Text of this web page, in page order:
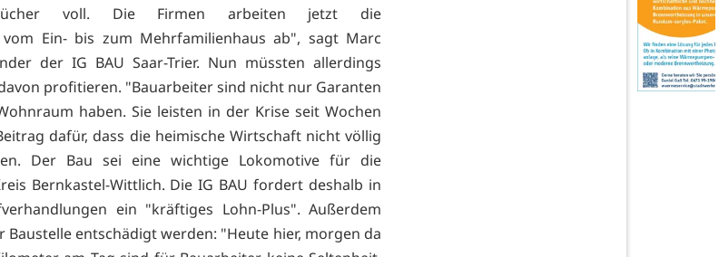
voll. Die Firmen arbeiten jetzt die
Ein- bis zum Mehrfamilienhaus ab", sagt Marc
der IG BAU Saar-Trier. Nun müssten allerdings
profitieren. "Bauarbeiter sind nicht nur Garanten
haben. Sie leisten in der Krise seit Wochen
dafür, dass die heimische Wirtschaft nicht völlig
Der Bau sei eine wichtige Lokomotive für die
Bernkastel-Wittlich. Die IG BAU fordert deshalb in
ein "kräftiges Lohn-Plus". Außerdem
Baustelle entschädigt werden: "Heute hier, morgen da